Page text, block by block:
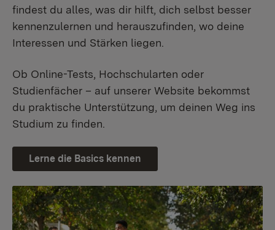
findest du alles, was dir hilft, dich selbst besser
kennenzulernen und herauszufinden, wo deine
Interessen und Stärken liegen.
Ob Online-Tests, Hochschularten oder
Studienfächer – auf unserer Website bekommst
du praktische Unterstützung, um deinen Weg ins
Studium zu finden.
Lerne die Basics kennen